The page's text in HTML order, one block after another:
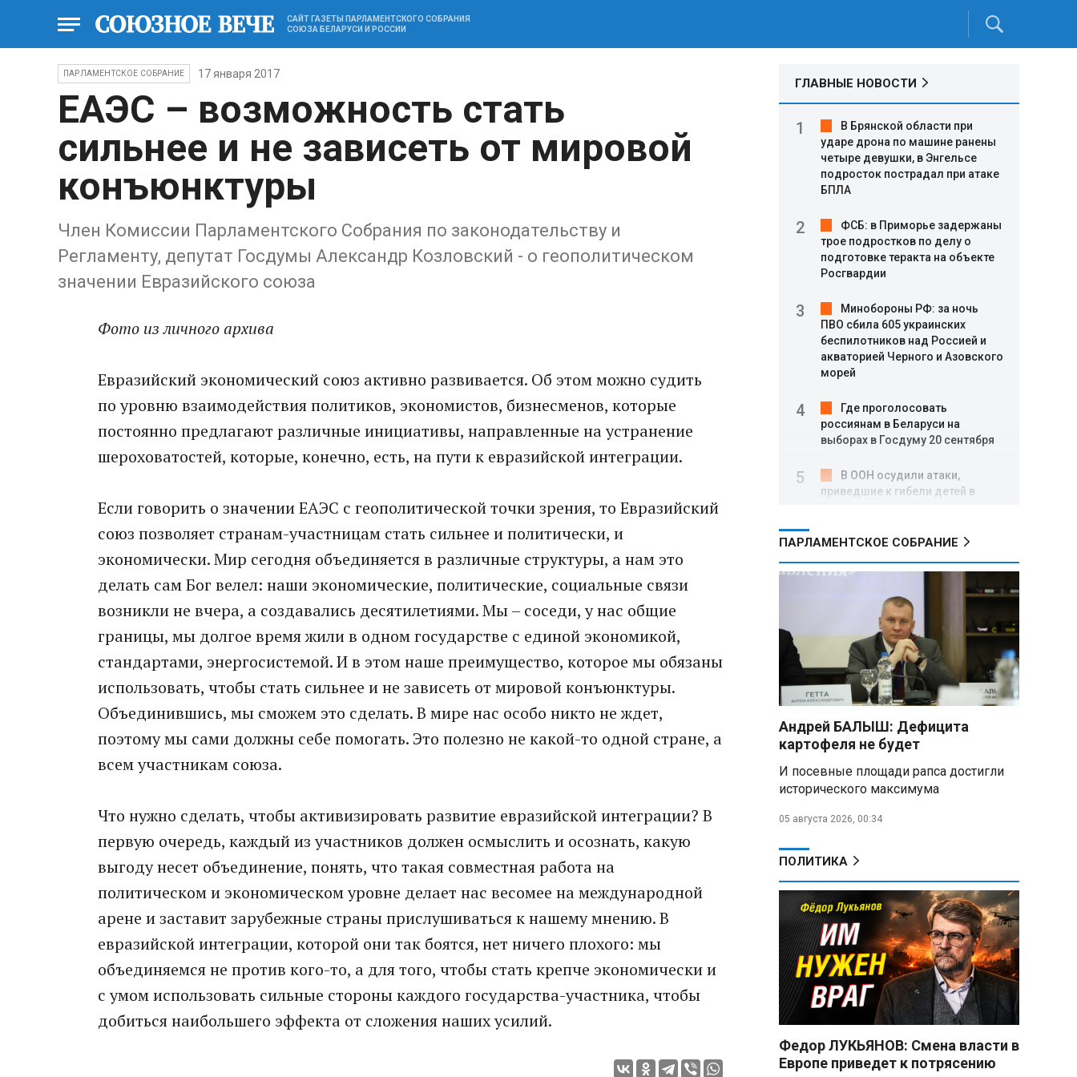
САЙТ ГАЗЕТЫ ПАРЛАМЕНТСКОГО СОБРАНИЯ
СОЮЗА БЕЛАРУСИ И РОССИИ
ПАРЛАМЕНТСКОЕ СОБРАНИЕ 17 января 2017
ЕАЭС – возможность стать
сильнее и не зависеть от мировой
конъюнктуры
Член Комиссии Парламентского Собрания по законодательству и
Регламенту, депутат Госдумы Александр Козловский - о геополитическом
значении Евразийского союза
Фото из личного архива
Евразийский экономический союз активно развивается. Об этом можно судить
по уровню взаимодействия политиков, экономистов, бизнесменов, которые
постоянно предлагают различные инициативы, направленные на устранение
шероховатостей, которые, конечно, есть, на пути к евразийской интеграции.
Если говорить о значении ЕАЭС с геополитической точки зрения, то Евразийский
союз позволяет странам-участницам стать сильнее и политически, и
экономически. Мир сегодня объединяется в различные структуры, а нам это
делать сам Бог велел: наши экономические, политические, социальные связи
возникли не вчера, а создавались десятилетиями. Мы – соседи, у нас общие
границы, мы долгое время жили в одном государстве с единой экономикой,
стандартами, энергосистемой. И в этом наше преимущество, которое мы обязаны
использовать, чтобы стать сильнее и не зависеть от мировой конъюнктуры.
Объединившись, мы сможем это сделать. В мире нас особо никто не ждет,
поэтому мы сами должны себе помогать. Это полезно не какой-то одной стране, а
всем участникам союза.
Что нужно сделать, чтобы активизировать развитие евразийской интеграции? В
первую очередь, каждый из участников должен осмыслить и осознать, какую
выгоду несет объединение, понять, что такая совместная работа на
политическом и экономическом уровне делает нас весомее на международной
арене и заставит зарубежные страны прислушиваться к нашему мнению. В
евразийской интеграции, которой они так боятся, нет ничего плохого: мы
объединяемся не против кого-то, а для того, чтобы стать крепче экономически и
с умом использовать сильные стороны каждого государства-участника, чтобы
добиться наибольшего эффекта от сложения наших усилий.
ГЛАВНЫЕ НОВОСТИ
В Брянской области при
ударе дрона по машине ранены
четыре девушки, в Энгельсе
подросток пострадал при атаке
БПЛА
ФСБ: в Приморье задержаны
трое подростков по делу о
подготовке теракта на объекте
Росгвардии
Минобороны РФ: за ночь
ПВО сбила 605 украинских
беспилотников над Россией и
акваторией Черного и Азовского
морей
Где проголосовать
россиянам в Беларуси на
выборах в Госдуму 20 сентября
В ООН осудили атаки,
приведшие к гибели детей в
позиции: боец с позывным Гуль
отбивал атаки ВСУ под ударами
Владимир Путин:
Безопасность в Белгородской
области — главный приоритет, но
соцвопросы забывать нельзя
Год колонии за попытку
«пересидеть» призыв в России:
осудили за уклонение от
службы
В Свердловской области
производителя дронов «Упырь»
Российские пловцы
выиграли все золотые медали
первого дня Кубка мира по
зимнему плаванию
Александр Новак:
Независимые АЗС начнут
снабжать топливом через
региональных операторов
Беларусь и Россия
ПАРЛАМЕНТСКОЕ СОБРАНИЕ
Андрей БАЛЫШ: Дефицита
картофеля не будет
И посевные площади рапса достигли
исторического максимума
05 августа 2026, 00:34
ПОЛИТИКА
Федор ЛУКЬЯНОВ: Смена власти в
Европе приведет к потрясению